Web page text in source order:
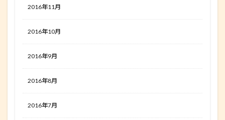
2016年11月
2016年10月
2016年9月
2016年8月
2016年7月